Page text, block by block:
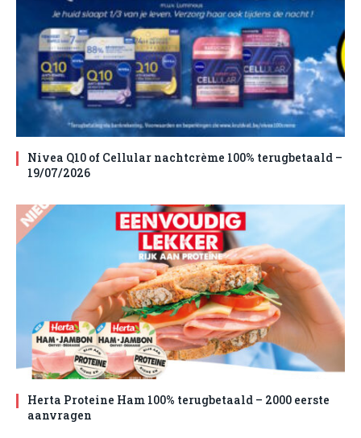
Nivea Q10 of Cellular nachtcrème 100% terugbetaald –
19/07/2026
Herta Proteine Ham 100% terugbetaald – 2000 eerste
aanvragen